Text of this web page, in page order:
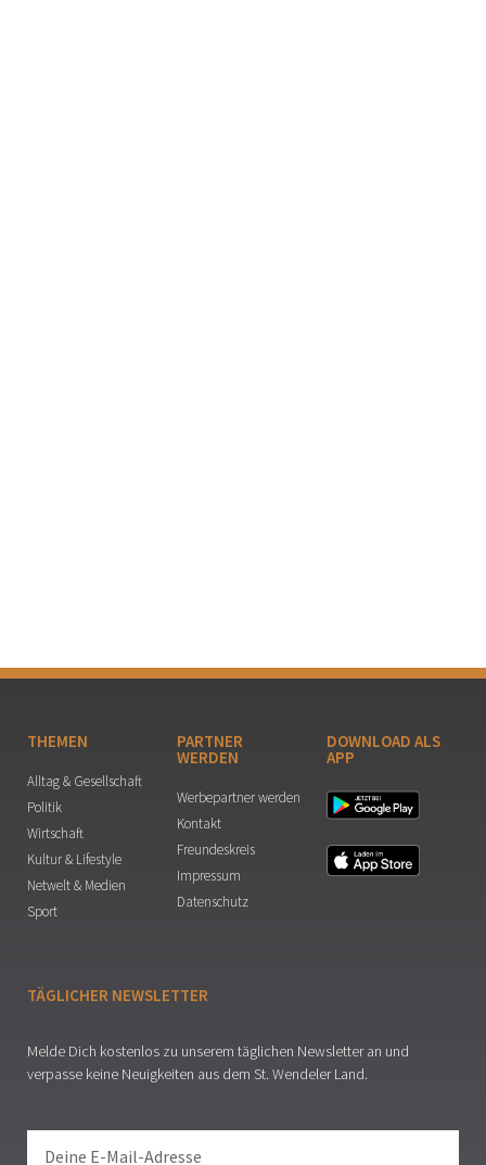
THEMEN
Alltag & Gesellschaft
Politik
Wirtschaft
Kultur & Lifestyle
Netwelt & Medien
Sport
PARTNER
WERDEN
Werbepartner werden
Kontakt
Freundeskreis
Impressum
Datenschutz
DOWNLOAD ALS
APP
TÄGLICHER NEWSLETTER
Melde Dich kostenlos zu unserem täglichen Newsletter an und
verpasse keine Neuigkeiten aus dem St. Wendeler Land.